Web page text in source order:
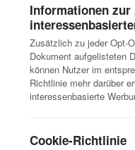
Informationen zur
Zusätzlich zu jeder Opt-
Dokument aufgelisteten
können Nutzer im
Richtlinie mehr darüber
interessenbasierte
Cookie-Richtlinie